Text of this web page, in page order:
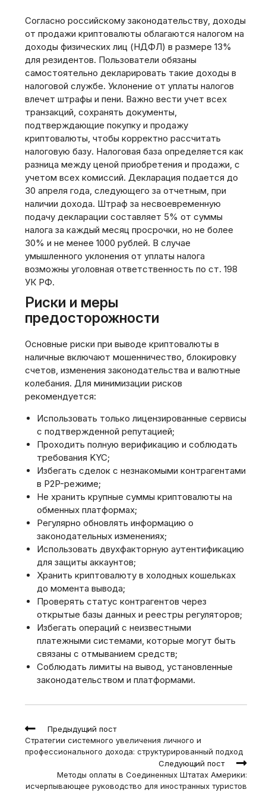
Согласно российскому законодательству‚ доходы
от продажи криптовалюты облагаются налогом на
доходы физических лиц (НДФЛ) в размере 13%
для резидентов. Пользователи обязаны
самостоятельно декларировать такие доходы в
налоговой службе. Уклонение от уплаты налогов
влечет штрафы и пени. Важно вести учет всех
транзакций‚ сохранять документы‚
подтверждающие покупку и продажу
криптовалюты‚ чтобы корректно рассчитать
налоговую базу. Налоговая база определяется как
разница между ценой приобретения и продажи‚ с
учетом всех комиссий. Декларация подается до
30 апреля года‚ следующего за отчетным‚ при
наличии дохода. Штраф за несвоевременную
подачу декларации составляет 5% от суммы
налога за каждый месяц просрочки‚ но не более
30% и не менее 1000 рублей. В случае
умышленного уклонения от уплаты налога
возможны уголовная ответственность по ст. 198
УК РФ.
Риски и меры
предосторожности
Основные риски при выводе криптовалюты в
наличные включают мошенничество‚ блокировку
счетов‚ изменения законодательства и валютные
колебания. Для минимизации рисков
рекомендуется:
Использовать только лицензированные сервисы
с подтвержденной репутацией;
Проходить полную верификацию и соблюдать
требования KYC;
Избегать сделок с незнакомыми контрагентами
в P2P-режиме;
Не хранить крупные суммы криптовалюты на
обменных платформах;
Регулярно обновлять информацию о
законодательных изменениях;
Использовать двухфакторную аутентификацию
для защиты аккаунтов;
Хранить криптовалюту в холодных кошельках
до момента вывода;
Проверять статус контрагентов через
открытые базы данных и реестры регуляторов;
Избегать операций с неизвестными
платежными системами‚ которые могут быть
связаны с отмыванием средств;
Соблюдать лимиты на вывод‚ установленные
законодательством и платформами.
Read
more
articles
Предыдущий пост
Стратегии системного увеличения личного и
профессионального дохода: структурированный подход
Следующий пост
Методы оплаты в Соединенных Штатах Америки:
исчерпывающее руководство для иностранных туристов